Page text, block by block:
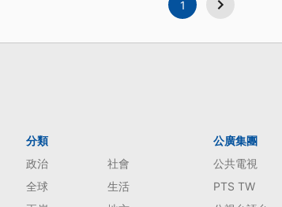
1
分類
政治
社會
全球
生活
公廣集團
公共電視
PTS TW